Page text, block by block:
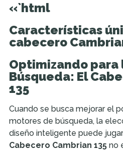
«`html
Características
cabecero
Optimizando para
Búsqueda: El
135
Cuando se busca mejorar el
motores de búsqueda, la
diseño inteligente puede
Cabecero Cambrian 135 no